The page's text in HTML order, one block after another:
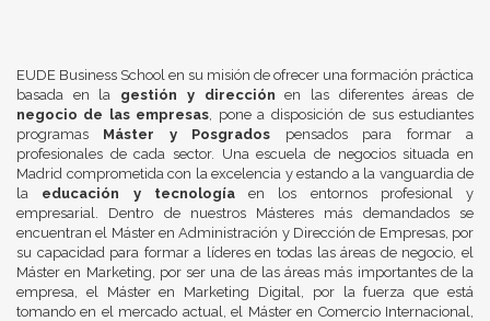
EUDE Business School en su misión de ofrecer una formación práctica
basada en la gestión y dirección en las diferentes áreas de
negocio de las empresas , pone a disposición de sus estudiantes
programas Máster y Posgrados pensados para formar a
profesionales de cada sector. Una escuela de negocios situada en
Madrid comprometida con la excelencia y estando a la vanguardia de
la educación y tecnologíaen los entornos profesional y
empresarial. Dentro de nuestros Másteres más demandados se
encuentran el Máster en Administración y Dirección de Empresas, por
su capacidad para formar a líderes en todas las áreas de negocio, el
Máster en Marketing, por ser una de las áreas más importantes de la
empresa, el Máster en Marketing Digital, por la fuerza que está
tomando en el mercado actual, el Máster en Comercio Internacional,